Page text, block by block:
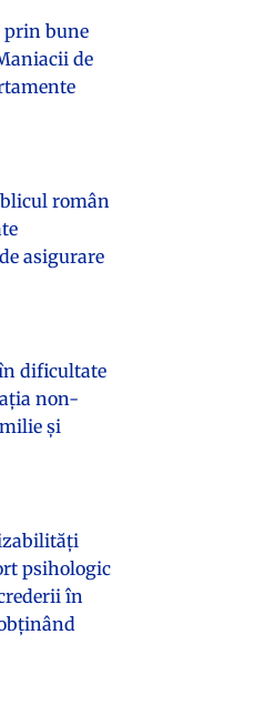
prin bune
de
român
asigurare
dificultate
non-
și
psihologic
în